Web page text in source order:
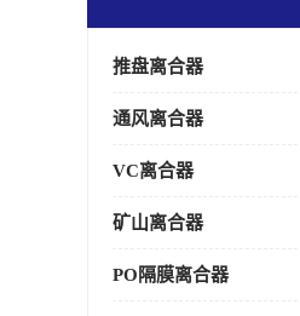
推盘离合器
通风离合器
VC离合器
矿山离合器
PO隔膜离合器